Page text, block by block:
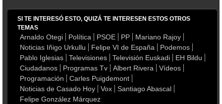
SI TE INTERESÓ ESTO, QUIZÁ TE INTERESEN ESTOS OTROS
TEMAS
Arnaldo Otegi Política PSOE PP
Mariano Rajoy
Noticias Iñigo Urkullu
Felipe VI de España
Podemos
Pablo Iglesias
Televisiones Televisión Euskadi
EH Bildu
Ciudadanos
Programas Tv Albert Rivera
Vídeos
Programación
Carles Puigdemont
Noticias de Casado Hoy
Vox
Santiago Abascal
Felipe González Márquez